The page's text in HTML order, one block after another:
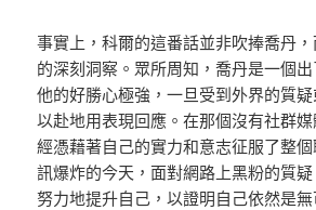
事實上，科爾的這番話並非吹捧喬丹
的深刻洞察。眾所周知，喬丹是一個出
他的好勝心極強，一旦受到外界的質
以赴地用表現回應。在那個沒有社群
經憑藉著自己的實力和意志征服了整
訊爆炸的今天，面對網路上黑粉的質
努力地提升自己，以證明自己依然是